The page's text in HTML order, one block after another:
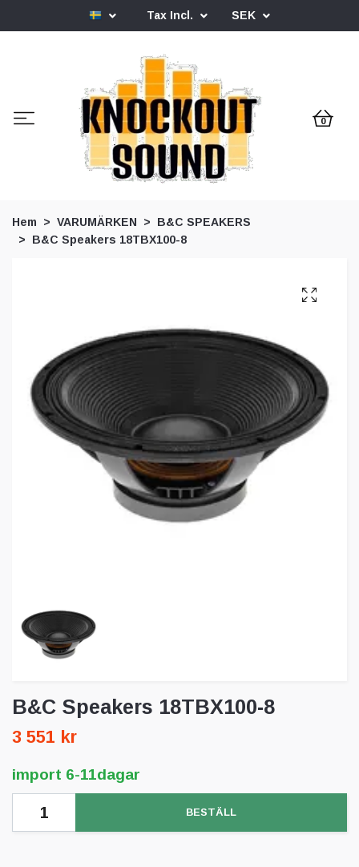
Tax Incl. SEK
0
Hem VARUMÄRKEN
B&C SPEAKERS
B&C Speakers 18TBX100-8
B&C Speakers 18TBX100-8
3 551 kr
import 6-11dagar
BESTÄLL